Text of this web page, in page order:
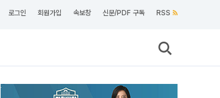
로그인 회원가입 속보창 신문/PDF 구독 RSS